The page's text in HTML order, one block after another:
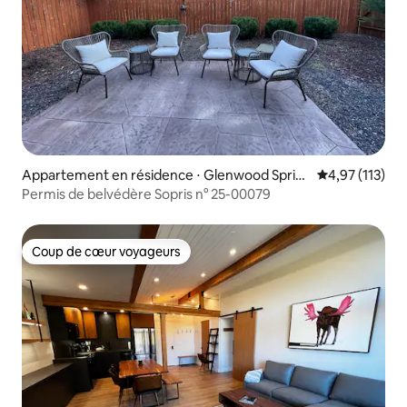
Appartement en résidence ⋅ Glenwood Sprin
gs
Évaluation
4,97 (113)
Permis de belvédère Sopris n° 25-00079
Coup de cœur voyageurs
Coup de cœur voyageurs